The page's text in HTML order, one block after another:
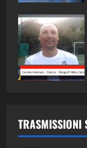
TRASMISSIONI
1
2